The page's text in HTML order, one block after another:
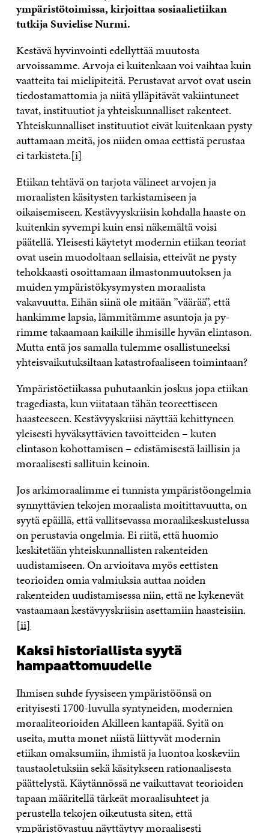
ympäristötoimissa, kirjoittaa sosiaalietiikan
tutkija Suvielise Nurmi.
Kestävä hyvinvointi edellyttää muutosta
arvoissamme. Arvoja ei kuitenkaan voi vaihtaa kuin
vaatteita tai mielipiteitä. Perustavat arvot ovat usein
tiedostamattomia ja niitä ylläpitävät vakiintuneet
tavat, instituutiot ja yhteiskunnalliset rakenteet.
Yhteiskunnalliset instituutiot eivät kuitenkaan pysty
auttamaan meitä, jos niiden omaa eettistä perustaa
ei tarkisteta.[i]
Etiikan tehtävä on tarjota välineet arvojen ja
moraalisten käsitysten tarkistamiseen ja
oikaisemiseen. Kestävyyskriisin kohdalla haaste on
kuitenkin syvempi kuin ensi näkemältä voisi
päätellä. Yleisesti käytetyt modernin etiikan teoriat
ovat usein muodoltaan sellaisia, etteivät ne pysty
tehokkaasti osoittamaan ilmastonmuutoksen ja
muiden ympäristökysymysten moraalista
vakavuutta. Eihän siinä ole mitään ”väärää”, että
hankimme lapsia, lämmitämme asuntoja ja py­
rimme takaamaan kaikille ihmisille hyvän elintason.
Mutta entä jos samalla tulemme osallistuneeksi
yhteisvaikutuksiltaan katastrofaaliseen toimintaan?
Ympäristöetiikassa puhutaankin joskus jopa etiikan
tragediasta, kun viitataan tähän teoreettiseen
haasteeseen. Kestävyyskriisi näyttää kehittyneen
yleisesti hyväksyttävien tavoitteiden – kuten
elintason kohottamisen – edistämisestä laillisin ja
moraalisesti sallituin keinoin.
Jos arkimoraalimme ei tunnista ympäristöongelmia
synnyttävien tekojen moraalista moitittavuutta, on
syytä epäillä, että vallitsevassa moraalikeskustelussa
on perustavia ongelmia. Ei riitä, että huomio
keskitetään yhteiskunnallisten rakenteiden
uudistamiseen. On arvioitava myös eettisten
teorioiden omia valmiuksia auttaa noiden
rakenteiden uudistamisessa niin, että ne kykenevät
vastaamaan kestävyyskriisin asettamiin haasteisiin.
[ii]
Kaksi historiallista syytä
hampaattomuudelle
Ihmisen suhde fyysiseen ympäristöönsä on
erityisesti 1700-luvulla syntyneiden, modernien
moraaliteorioiden Akilleen kantapää. Syitä on
useita, mutta monet niistä liittyvät modernin
etiikan omaksumiin, ihmistä ja luontoa koskeviin
taustaoletuksiin sekä käsitykseen rationaalisesta
päättelystä. Käytännössä ne vaikuttavat teorioiden
tapaan määritellä tärkeät moraalisuhteet ja
perustella tekojen oikeutusta siten, että
ympäristövastuu näyttäytyy moraalisesti